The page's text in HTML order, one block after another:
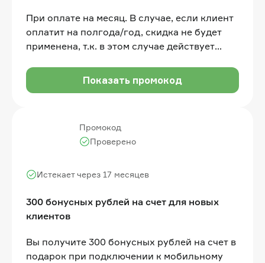
При оплате на месяц. В случае, если клиент
оплатит на полгода/год, скидка не будет
применена, т.к. в этом случае действует
Показать промокод
Промокод
300 бонусных рублей на счет для новых
клиентов
Истекает через 17 месяцев
Проверено
Вы получите 300 бонусных рублей на счет в
подарок при подключении к мобильному